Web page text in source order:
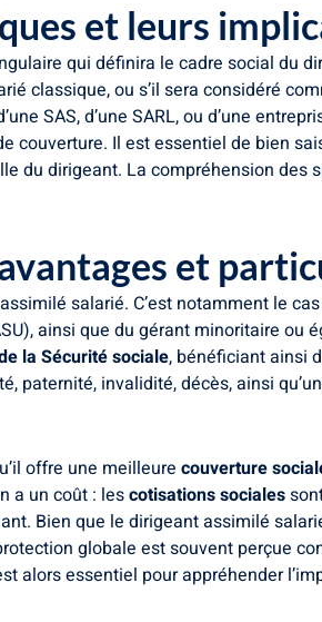
et leurs
qui définira le cadre social du
classique, ou s’il sera considéré
SAS, d’une SARL, ou d’une
couverture. Il est essentiel de bien
du dirigeant. La compréhension des
et
salarié. C’est notamment le
ainsi que du gérant minoritaire ou
la Sécurité sociale, bénéficiant ainsi
paternité, invalidité, décès, ainsi
offre une meilleure couverture
a un coût : lescotisations sociales
Bien que le dirigeant assimilé
globale est souvent perçue
alors essentiel pour appréhender